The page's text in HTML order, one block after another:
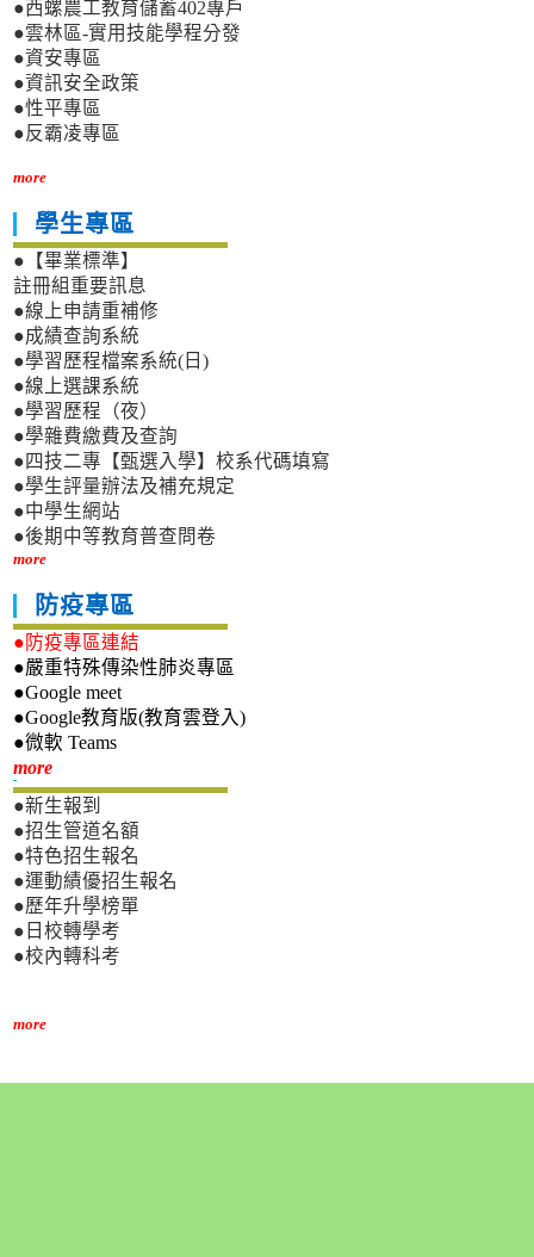
●西螺農工教育儲蓄402專戶
●雲林區-實用技能學程分發
●資安專區
●資訊安全政策
●性平專區
●反霸凌專區
more
學生專區
●【畢業標準】
註冊組重要訊息
●線上申請重補修
●成績查詢系統
●學習歷程檔案系統(日)
●線上選課系統
●學習歷程（夜）
●學雜費繳費及查詢
●四技二專【甄選入學】校系代碼填寫
●學生評量辦法及補充規定
●中學生網站
●後期中等教育普查問卷
more
防疫專區
●防疫專區連結
●嚴重特殊傳染性肺炎專區
●Google meet
●Google教育版(教育雲登入)
●微軟 Teams
more新生專區
●新生報到
●招生管道名額
●特色招生報名
●運動績優招生報名
●歷年升學榜單
●日校轉學考
●校內轉科考
more